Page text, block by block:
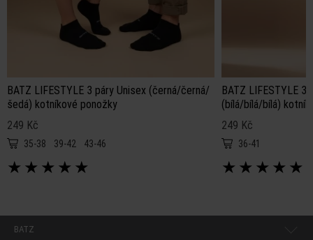
BATZ LIFESTYLE 3 páry Unisex (černá/černá/
šedá) kotníkové ponožky
249 Kč
35-38 39-42 43-46
★ ★ ★ ★ ★
BATZ LIFESTYLE 3
(bílá/bílá/bílá)
249 Kč
36-41
★ ★ ★ ★ ★
BATZ